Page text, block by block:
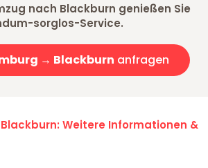
nach Blackburn genießen Sie
sorglos-Service.
→ Blackburn anfragen
Weitere Informationen &